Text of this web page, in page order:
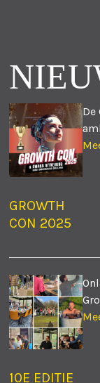
GROWTH
CON 2025
De
10E EDITIE